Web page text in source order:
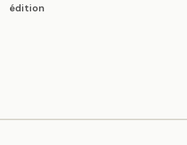
édition